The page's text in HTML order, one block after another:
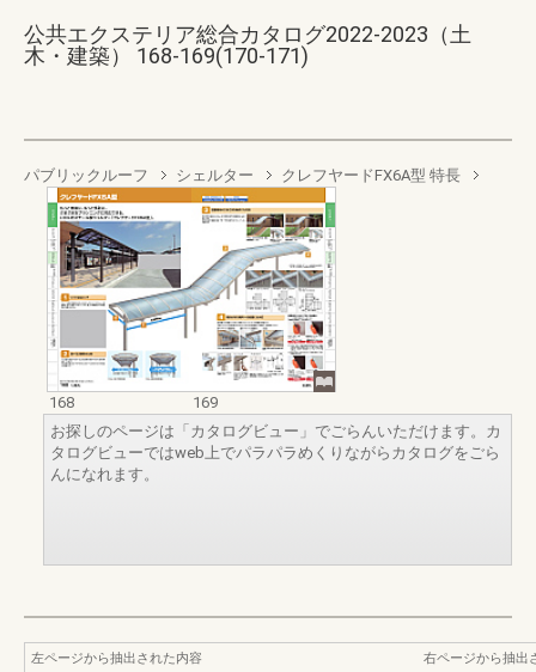
公共エクステリア総合カタログ2022-2023（土
木・建築） 168-169(170-171)
パブリックルーフ シェルター クレフヤードFX6A型 特長
168
169
お探しのページは「カタログビュー」でごらんいただけます。カ
タログビューではweb上でパラパラめくりながらカタログをごら
んになれます。
左ページから抽出された内容
右ページから抽出